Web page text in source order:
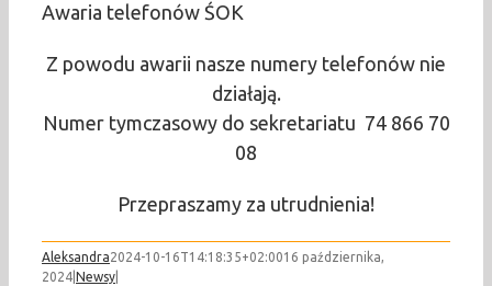
Awaria telefonów ŚOK
Z powodu awarii nasze numery telefonów nie
działają.
Numer tymczasowy do sekretariatu 74 866 70
08
Przepraszamy za utrudnienia!
Aleksandra2024-10-16T14:18:35+02:0016 października,
2024 Newsy